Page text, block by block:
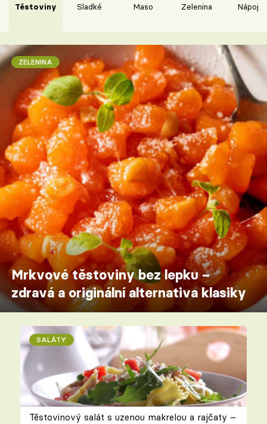
Těstoviny Sladké Maso Zelenina Nápoje
ZELENINA
Mrkvové těstoviny bez lepku –
zdravá a originální alternativa klasiky
SALÁTY
Těstovinový salát s uzenou makrelou a rajčaty –